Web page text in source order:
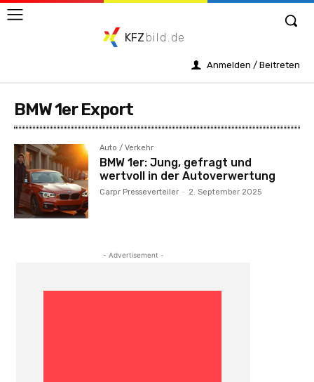
KFZ bild.de
Anmelden / Beitreten
BMW 1er Export
Auto / Verkehr
BMW 1er: Jung, gefragt und
wertvoll in der Autoverwertung
Carpr Presseverteiler - 2. September 2025
- Advertisement -